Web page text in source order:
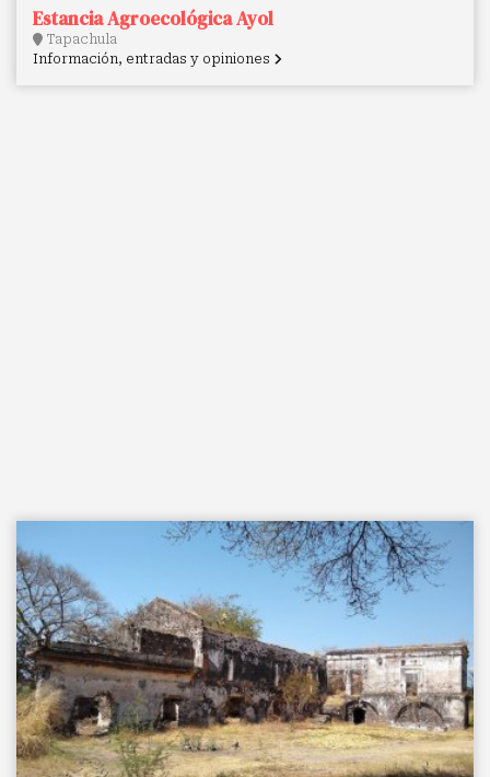
Estancia Agroecológica Ayol
Tapachula
Información, entradas y opiniones